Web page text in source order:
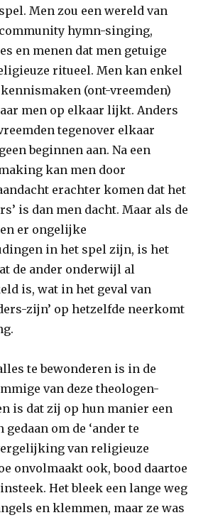
Men zou een wereld van
hymn-singing,
en menen dat men getuige
ritueel. Men kan enkel
(ont-vreemden)
men op elkaar lijkt. Anders
tegenover elkaar
beginnen aan. Na een
kan men door
erachter komen dat het
is dan men dacht. Maar als de
er ongelijke
in het spel zijn, is het
de ander onderwijl al
is, wat in het geval van
zijn’ op hetzelfde neerkomt
te bewonderen is in de
van deze theologen-
is dat zij op hun manier een
gedaan om de ‘ander te
van religieuze
onvolmaakt ook, bood daartoe
Het bleek een lange weg
en klemmen, maar ze was